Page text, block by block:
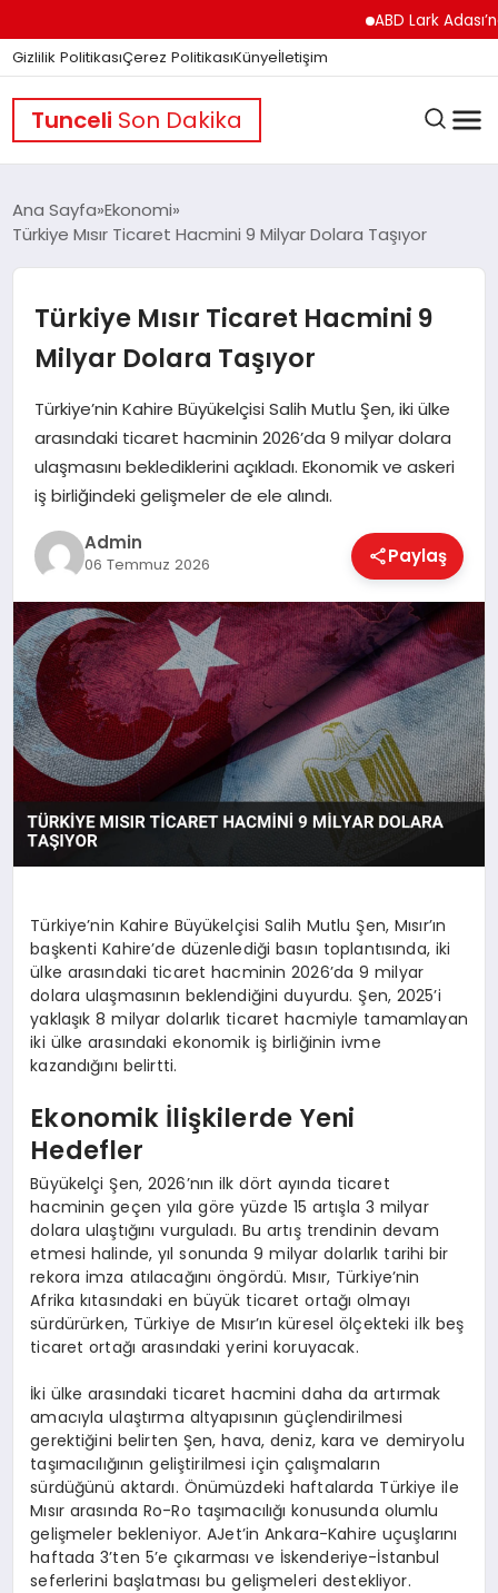
ABD Lark Adası’na
Gizlilik PolitikasıÇerez PolitikasıKünyeİletişim
Tunceli Son Dakika
GÜNDEM
DÜNYA
EĞITIM
EKONOMI
SAĞLIK
SPOR
TEKNOLOJI
Ana Sayfa Ekonomi
Türkiye Mısır Ticaret Hacmini 9 Milyar Dolara Taşıyor
Türkiye Mısır Ticaret Hacmini 9
Milyar Dolara Taşıyor
Türkiye’nin Kahire Büyükelçisi Salih Mutlu Şen, iki ülke
arasındaki ticaret hacminin 2026’da 9 milyar dolara
ulaşmasını beklediklerini açıkladı. Ekonomik ve askeri
iş birliğindeki gelişmeler de ele alındı.
Admin
06 Temmuz 2026 Paylaş
Türkiye’nin Kahire Büyükelçisi Salih Mutlu Şen, Mısır’ın
başkenti Kahire’de düzenlediği basın toplantısında, iki
ülke arasındaki ticaret hacminin 2026’da 9 milyar
dolara ulaşmasının beklendiğini duyurdu. Şen, 2025’i
yaklaşık 8 milyar dolarlık ticaret hacmiyle tamamlayan
iki ülke arasındaki ekonomik iş birliğinin ivme
kazandığını belirtti.
Ekonomik İlişkilerde Yeni
Hedefler
Büyükelçi Şen, 2026’nın ilk dört ayında ticaret
hacminin geçen yıla göre yüzde 15 artışla 3 milyar
dolara ulaştığını vurguladı. Bu artış trendinin devam
etmesi halinde, yıl sonunda 9 milyar dolarlık tarihi bir
rekora imza atılacağını öngördü. Mısır, Türkiye’nin
Afrika kıtasındaki en büyük ticaret ortağı olmayı
sürdürürken, Türkiye de Mısır’ın küresel ölçekteki ilk beş
ticaret ortağı arasındaki yerini koruyacak.
İki ülke arasındaki ticaret hacmini daha da artırmak
amacıyla ulaştırma altyapısının güçlendirilmesi
gerektiğini belirten Şen, hava, deniz, kara ve demiryolu
taşımacılığının geliştirilmesi için çalışmaların
sürdüğünü aktardı. Önümüzdeki haftalarda Türkiye ile
Mısır arasında Ro-Ro taşımacılığı konusunda olumlu
gelişmeler bekleniyor. AJet’in Ankara-Kahire uçuşlarını
haftada 3’ten 5’e çıkarması ve İskenderiye-İstanbul
seferlerini başlatması bu gelişmeleri destekliyor.